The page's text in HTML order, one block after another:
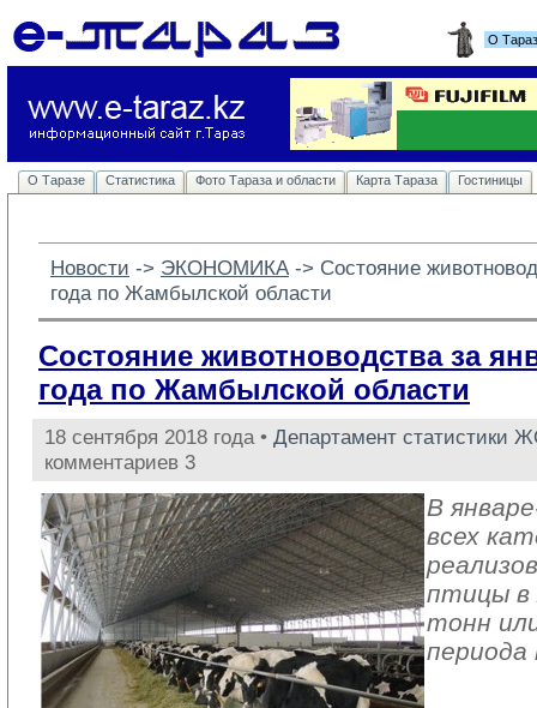
О
О Таразе Статистика Фото Тараза и области Карта Тараза Гостиницы
Новости -> ЭКОНОМИКА -> Состояние
года по Жамбылской области
Состояние животноводства за
года по Жамбылской области
18 сентября 2018 года • Департамент статистики
комментариев 3
В
всех
птицы в
тонн
периода